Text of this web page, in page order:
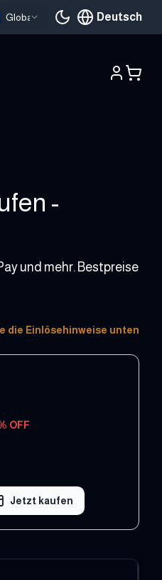
Global Deutsch
Aktuelle Sprache
-
und mehr. Bestpreise
die Einlösehinweise unten
OFF
Jetzt kaufen